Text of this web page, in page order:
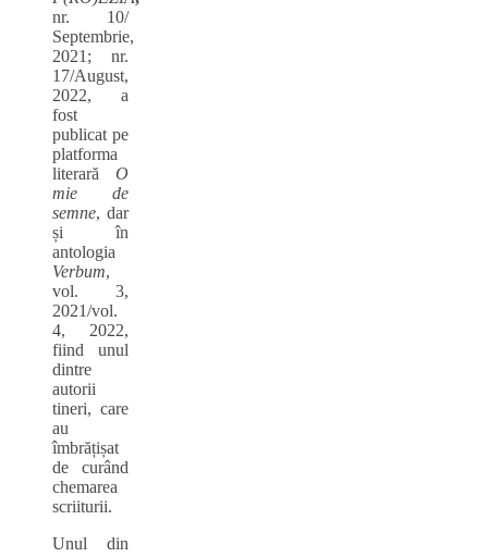
nr. 10/
Septembrie,
2021; nr.
17/August,
2022, a
fost
publicat pe
platforma
literară O
mie de
semne, dar
și în
antologia
Verbum,
vol. 3,
2021/vol.
4, 2022,
fiind unul
dintre
autorii
tineri, care
au
îmbrățișat
de curând
chemarea
scriiturii.
Unul din